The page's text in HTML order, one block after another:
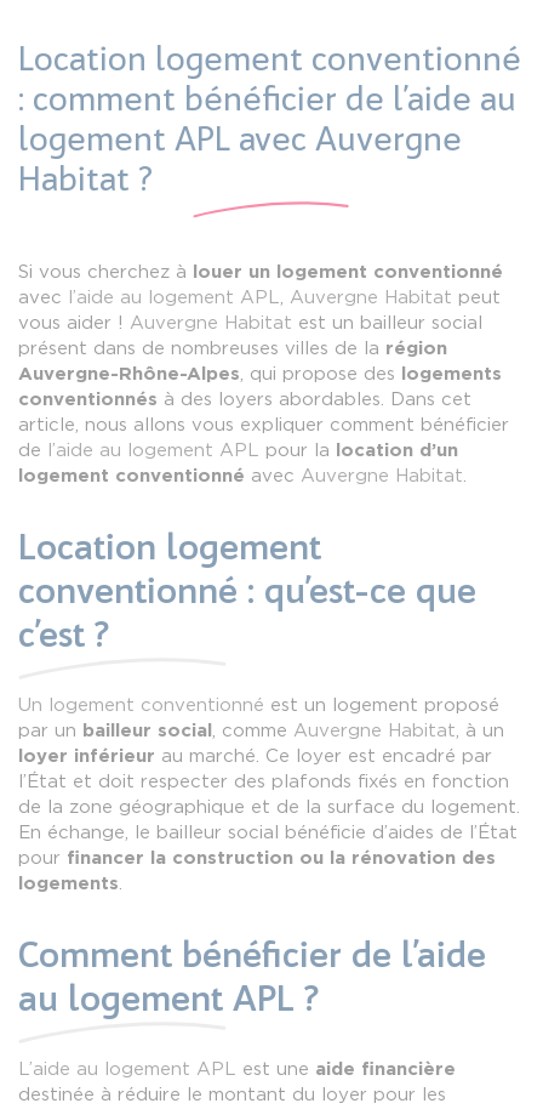
Location logement conventionné
: comment bénéficier de l’aide au
logement APL avec Auvergne
Habitat ?
Si vous cherchez à
louer un logement conventionné
avec
l’aide au logement APL, Auvergne Habitat peut
vous aider ! Auvergne Habitat est un bailleur social
présent dans de nombreuses villes de la région
Auvergne-Rhône-Alpes, qui propose des
logements
conventionnés à des loyers abordables. Dans cet
article, nous allons vous expliquer comment bénéficier
de
l’aide au logement APL pour la
location d’un
logement conventionné avec Auvergne Habitat.
Location logement
conventionné : qu’est-ce que
c’est ?
Un logement conventionné est un logement proposé
par un bailleur social , comme Auvergne Habitat, à un
loyer inférieur au marché. Ce loyer est encadré par
l’État et doit respecter des plafonds fixés en fonction
de la zone géographique et de la surface du logement.
En échange, le bailleur social bénéficie d’aides de l’État
pour financer la construction ou la rénovation des
logements.
Comment bénéficier de l’aide
au logement APL ?
L’aide au logement APL est une aide financière
destinée à réduire le montant du loyer pour les